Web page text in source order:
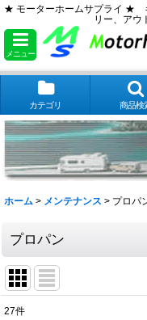
★ モーターホームサプライ ★
リー、アウ
メニュー
カテゴリ 商品検
ホーム > メンテナンス > プロパ
プロパン
27件